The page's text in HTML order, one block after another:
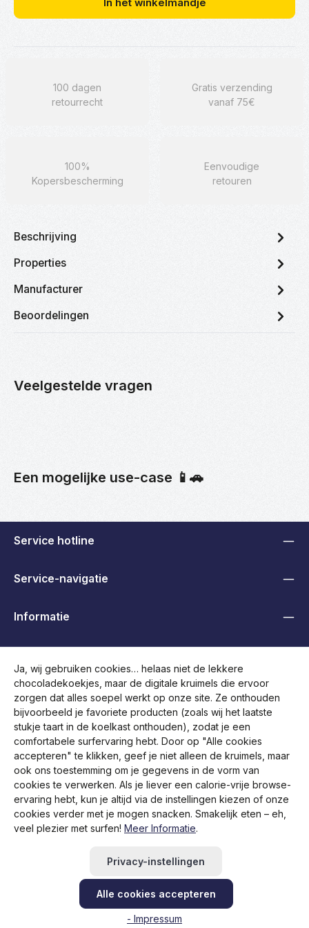
In het winkelmandje
100 dagen
retourrecht
Gratis verzending
vanaf 75€
100%
Kopersbescherming
Eenvoudige
retouren
Beschrijving
Properties
Manufacturer
Beoordelingen
Veelgestelde vragen
Een mogelijke use-case 📱🚗
Service hotline
Service-navigatie
Informatie
Volg ons
bezorgkosten, indien niet anders vermeld.
© 2026 Brodit Shop - with
Retourzending startenHulp / ContactFAQRMA aanvragen
Newsletter abonnieren
Ja, wij gebruiken cookies… helaas niet de lekkere
chocoladekoekjes, maar de digitale kruimels die ervoor
zorgen dat alles soepel werkt op onze site. Ze onthouden
bijvoorbeeld je favoriete producten (zoals wij het laatste
stukje taart in de koelkast onthouden), zodat je een
comfortabele surfervaring hebt. Door op "Alle cookies
accepteren" te klikken, geef je niet alleen de kruimels, maar
ook ons toestemming om je gegevens in de vorm van
cookies te verwerken. Als je liever een calorie-vrije browse-
ervaring hebt, kun je altijd via de instellingen kiezen of onze
cookies verder met je mogen snacken. Smakelijk eten – eh,
veel plezier met surfen! Meer Informatie.
Privacy-instellingen
Alle cookies accepteren
- Impressum